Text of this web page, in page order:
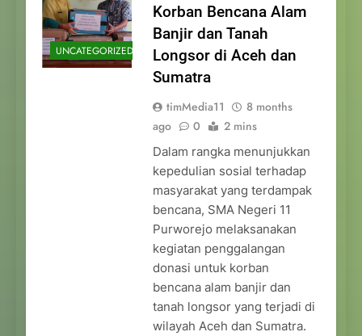
UNCATEGORIZED
Korban Bencana Alam
Banjir dan Tanah
Longsor di Aceh dan
Sumatra
timMedia11
8 months
ago
0 2 mins
Dalam rangka menunjukkan
kepedulian sosial terhadap
masyarakat yang terdampak
bencana, SMA Negeri 11
Purworejo melaksanakan
kegiatan penggalangan
donasi untuk korban
bencana alam banjir dan
tanah longsor yang terjadi di
wilayah Aceh dan Sumatra.